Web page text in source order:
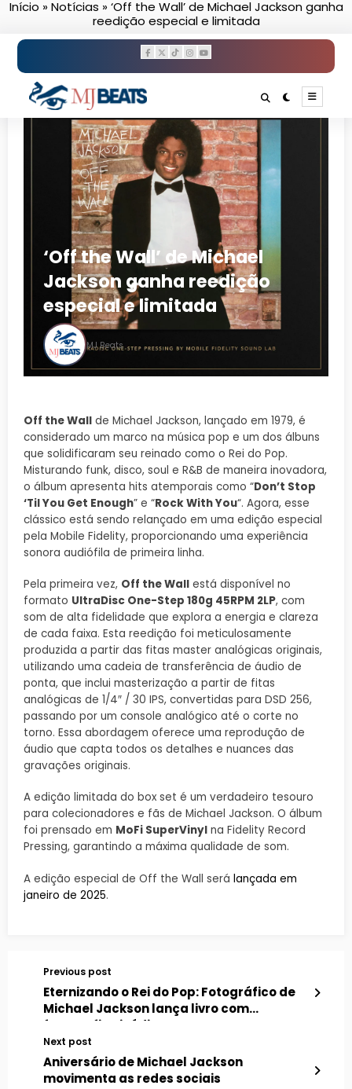
PularInício »Notícias »‘Off the Wall’ de Michael Jackson ganha
reedição especial e limitada
‘Off the Wall’ de Michael
Jackson ganha reedição
especial e limitada
MJ Beats
Off the Wall de Michael Jackson, lançado em 1979, é
considerado um marco na música pop e um dos álbuns
que solidificaram seu reinado como o Rei do Pop.
Misturando funk, disco, soul e R&B de maneira inovadora,
o álbum apresenta hits atemporais como “Don’t Stop
‘Til You Get Enough” e “Rock With You“. Agora, esse
clássico está sendo relançado em uma edição especial
pela Mobile Fidelity, proporcionando uma experiência
sonora audiófila de primeira linha.
Pela primeira vez, Off the Wall está disponível no
formato UltraDisc One-Step 180g 45RPM 2LP, com
som de alta fidelidade que explora a energia e clareza
de cada faixa. Esta reedição foi meticulosamente
produzida a partir das fitas master analógicas originais,
utilizando uma cadeia de transferência de áudio de
ponta, que inclui masterização a partir de fitas
analógicas de 1/4″ / 30 IPS, convertidas para DSD 256,
passando por um console analógico até o corte no
torno. Essa abordagem oferece uma reprodução de
áudio que capta todos os detalhes e nuances das
gravações originais.
A edição limitada do box set é um verdadeiro tesouro
para colecionadores e fãs de Michael Jackson. O álbum
foi prensado em MoFi SuperVinyl na Fidelity Record
Pressing, garantindo a máxima qualidade de som.
A edição especial de Off the Wall será lançada em
janeiro de 2025.
Previous post
Eternizando o Rei do Pop: Fotográfico de
Michael Jackson lança livro com
fotografias inéditas
Next post
Aniversário de Michael Jackson
movimenta as redes sociais